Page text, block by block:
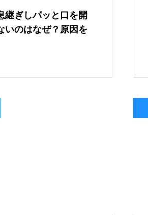
継ぎしパッと口を開
いのはなぜ？原因を